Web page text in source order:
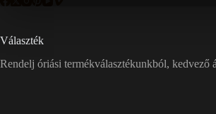
Választék
Rendelj óriási termékválasztékunkból, kedvező